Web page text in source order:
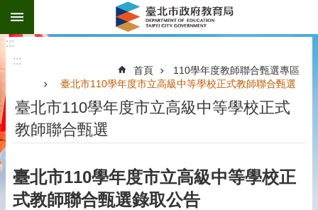
跳到主要內容區塊
:::
:::
首頁
110學年度教師聯合甄選專區
臺北市110學年度市立高級中等學校正式教師聯合甄選
臺北市110學年度市立高級中等學校正式
教師聯合甄選
臺北市110學年度市立高級中等學校正
式教師聯合甄選錄取公告